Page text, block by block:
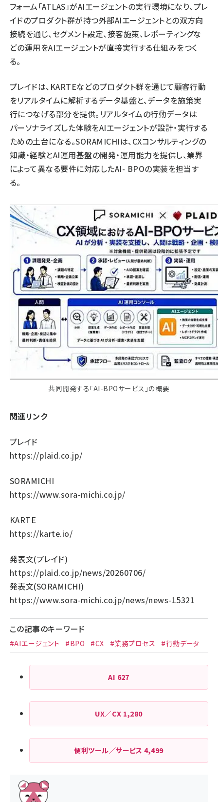
フォーム「ATLAS」がAIエージェントの実行環境になり、プレ
イドのプロダクト群が持つ外部AIエージェントとの双方向
接続を通じ、セグメント設定、接客施策、レポーティングな
どの運用をAIエージェントが直接実行する仕組みをつく
る。
プレイドは、KARTEなどのプロダクト群を通じて顧客行動
をリアルタイムに解析するデータ基盤と、データを施策実
行につなげる部分を提供。リアルタイムの行動データは
パーソナライズした体験をAIエージェントが設計・実行する
ための土台になる。SORAMICHIは、CXコンサルティングの
知識・経験とAI運用基盤の開発・運用能力を提供し、業界
によって異なる要件に対応したAI- BPOの実装を担当す
る。
共同開発する「AI-BPOサービス」の概要
関連リンク
プレイド
https://plaid.co.jp/
SORAMICHI
https://www.sora-michi.co.jp/
KARTE
https://karte.io/
発表文(プレイド)
https://plaid.co.jp/news/20260706/
発表文(SORAMICHI)
https://www.sora-michi.co.jp/news/news-15321
この記事のキーワード
#AIエージェント #BPO #CX #業務プロセス #行動データ
AI 627
UX／CX 1,280
便利ツール／サービス4,499